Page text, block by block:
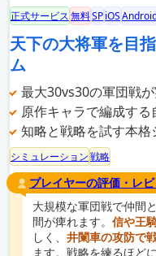
正式サービス無料SPiOS
天下の大将軍を目
ム
最大30vs30の軍団戦
原作キャラで編成する
知略と戦略を試す本
シミュレーション戦略
プレイヤーの評価・レ
大規模な軍団戦で仲間
間が痺れます。 信や王
しく、 井闌車の攻防で
ます。戦略を練るほど